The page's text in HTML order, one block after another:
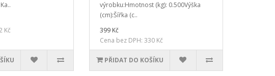
Kč
výrobku:Hmotnost (kg): 0.500Výška
(cm):Šířka (c..
399 Kč
Cena bez DPH: 330 Kč
PŘIDAT DO KOŠÍKU